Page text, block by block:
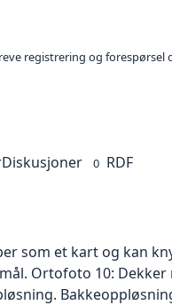
registrering og
Diskusjoner 0 RDF
som et kart og kan
Ortofoto 10: